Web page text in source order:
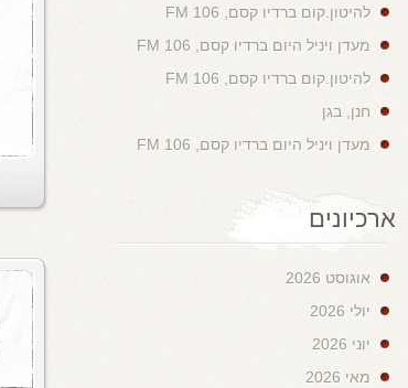
להיטון.קום ברדיו קסם, 106 FM
מעדן ויניל היום ברדיו קסם, 106 FM
להיטון.קום ברדיו קסם, 106 FM
חנן, בגן
מעדן ויניל היום ברדיו קסם, 106 FM
ארכיונים
אוגוסט 2026
יולי 2026
יוני 2026
מאי 2026